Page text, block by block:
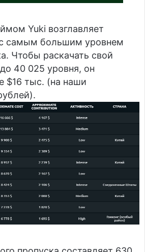
Yuki возглавляет
самым большим уровнем
Чтобы раскачать свой
40 025 уровня, он
$16 тыс. (на наши